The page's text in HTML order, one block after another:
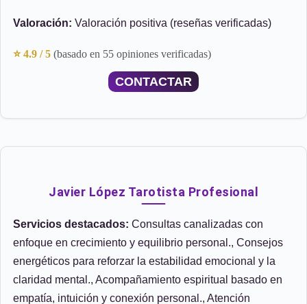
Valoración: Valoración positiva (reseñas verificadas)
⭐ 4.9 / 5 (basado en 55 opiniones verificadas)
CONTACTAR
Javier López Tarotista Profesional
Servicios destacados: Consultas canalizadas con
enfoque en crecimiento y equilibrio personal., Consejos
energéticos para reforzar la estabilidad emocional y la
claridad mental., Acompañamiento espiritual basado en
empatía, intuición y conexión personal., Atención